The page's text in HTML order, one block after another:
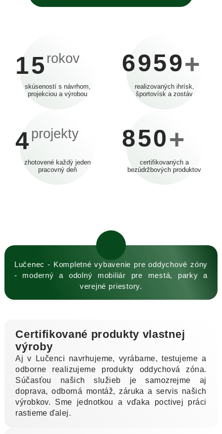
15 rokov
skúseností s návrhom,
projekciou a výrobou
6959+
realizovaných ihrísk,
športovísk a zostáv
4 projekty
zhotovené každý jeden
pracovný deň
850+
certifikovaných a
bezúdržbových produktov
Lučenec - Kompletné vybavenie pre oddychové zóny
- moderný a odolný mobiliár pre mestá, parky a
verejné priestory.
Certifikované produkty vlastnej
výroby
Aj v Lučenci navrhujeme, vyrábame, testujeme a
odborne realizujeme produkty oddychová zóna.
Súčasťou našich služieb je samozrejme aj
doprava, odborná montáž, záruka a servis našich
výrobkov. Sme jednotkou a vďaka poctivej práci
rastieme ďalej.